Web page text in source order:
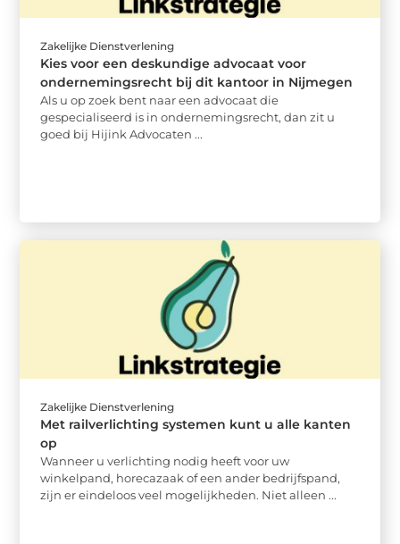
Zakelijke Dienstverlening
Kies voor een deskundige advocaat voor
ondernemingsrecht bij dit kantoor in Nijmegen
Als u op zoek bent naar een advocaat die
gespecialiseerd is in ondernemingsrecht, dan zit u
goed bij Hijink Advocaten ...
Zakelijke Dienstverlening
Met railverlichting systemen kunt u alle kanten
op
Wanneer u verlichting nodig heeft voor uw
winkelpand, horecazaak of een ander bedrijfspand,
zijn er eindeloos veel mogelijkheden. Niet alleen ...